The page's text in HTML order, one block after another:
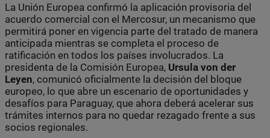
La Unión Europea confirmó la aplicación provisoria del
acuerdo comercial con el Mercosur, un mecanismo que
permitirá poner en vigencia parte del tratado de manera
anticipada mientras se completa el proceso de
ratificación en todos los países involucrados. La
presidenta de la Comisión Europea, Ursula von der
Leyen, comunicó oficialmente la decisión del bloque
europeo, lo que abre un escenario de oportunidades y
desafíos para Paraguay, que ahora deberá acelerar sus
trámites internos para no quedar rezagado frente a sus
socios regionales.